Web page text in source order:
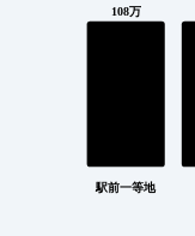
108万
駅前一等地